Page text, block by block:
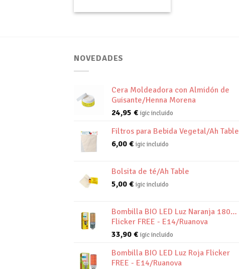
NOVEDADES
Cera Moldeadora con Almidón de
Guisante/Henna Morena
24,95 € igic incluido
Filtros para Bebida Vegetal/Ah Table
6,00 € igic incluido
Bolsita de té/Ah Table
5,00 € igic incluido
Bombilla BIO LED Luz Naranja 1800K
Flicker FREE - E14/Ruanova
33,90 € igic incluido
Bombilla BIO LED Luz Roja Flicker
FREE - E14/Ruanova